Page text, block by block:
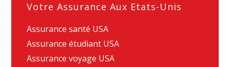
Votre Assurance Aux Etats-Unis
Assurance santé USA
Assurance étudiant USA
Assurance voyage USA